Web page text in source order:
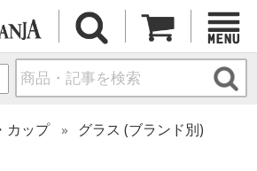
カップ
グラス (ブランド別)